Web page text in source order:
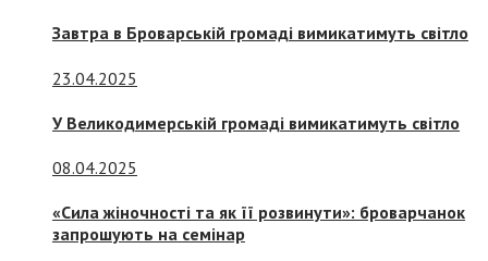
Завтра в Броварській громаді вимикатимуть світло
23.04.2025
У Великодимерській громаді вимикатимуть світло
08.04.2025
«Сила жіночності та як її розвинути»: броварчанок
запрошують на семінар